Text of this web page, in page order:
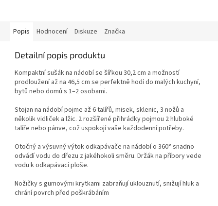
Popis Hodnocení Diskuze Značka
Detailní popis produktu
Kompaktní sušák na nádobí se šířkou 30,2 cm a možností
prodloužení až na 46,5 cm se perfektně hodí do malých kuchyní,
bytů nebo domů s 1–2 osobami.
Stojan na nádobí pojme až 6 talířů, misek, sklenic, 3 nožů a
několik vidliček a lžic. 2 rozšířené přihrádky pojmou 2 hluboké
talíře nebo pánve, což uspokojí vaše každodenní potřeby.
Otočný a výsuvný výtok odkapávače na nádobí o 360° snadno
odvádí vodu do dřezu z jakéhokoli směru. Držák na příbory vede
vodu k odkapávací ploše.
Nožičky s gumovými krytkami zabraňují uklouznutí, snižují hluk a
chrání povrch před poškrábáním